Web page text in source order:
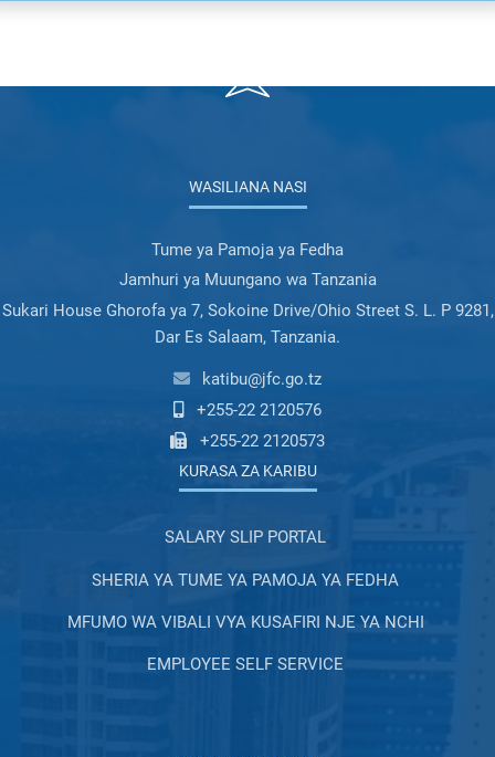
WASILIANA NASI
Tume ya Pamoja ya Fedha
Jamhuri ya Muungano wa Tanzania
Sukari House Ghorofa ya 7, Sokoine Drive/Ohio Street S. L. P 9281,
Dar Es Salaam, Tanzania.
katibu@jfc.go.tz
+255-22 2120576
+255-22 2120573
KURASA ZA KARIBU
SALARY SLIP PORTAL
SHERIA YA TUME YA PAMOJA YA FEDHA
MFUMO WA VIBALI VYA KUSAFIRI NJE YA NCHI
EMPLOYEE SELF SERVICE